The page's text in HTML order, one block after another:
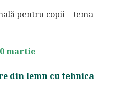
pentru copii – tema
martie
din lemn cu tehnica